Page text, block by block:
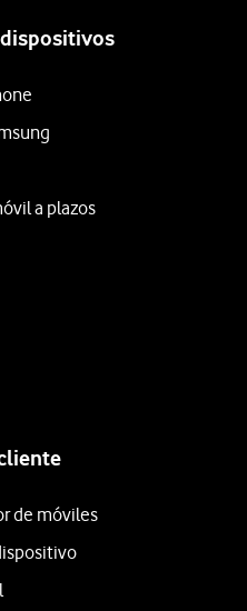
a plazos
de móviles